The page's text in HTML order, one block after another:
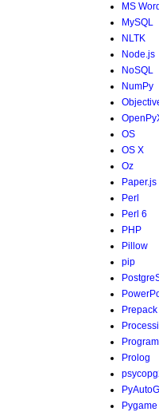
MS Word
MySQL
NLTK
Node.js
NoSQL
NumPy
OS
OS X
Oz
Paper.js
Perl
Perl 6
PHP
Pillow
pip
Prepack
Prolog
Pygame